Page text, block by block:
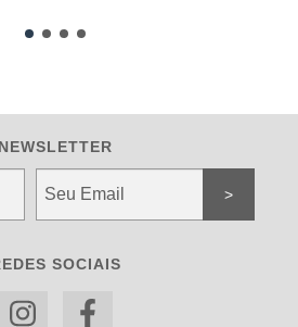
NEWSLETTER
SOCIAIS